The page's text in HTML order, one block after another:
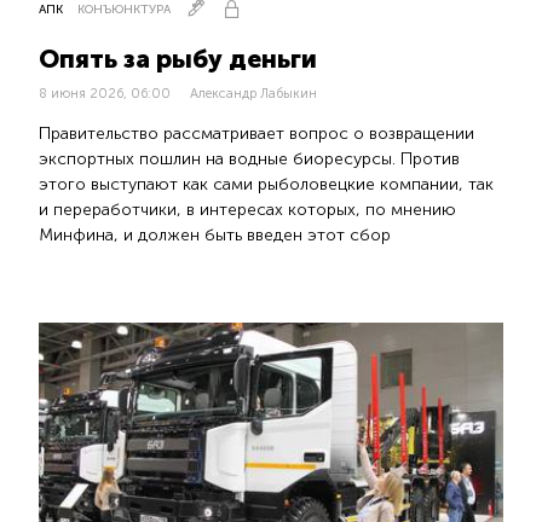
АПК КОНЪЮНКТУРА
Опять за рыбу деньги
8 июня 2026, 06:00 Александр Лабыкин
Правительство рассматривает вопрос о возвращении
экспортных пошлин на водные биоресурсы. Против
этого выступают как сами рыболовецкие компании, так
и переработчики, в интересах которых, по мнению
Минфина, и должен быть введен этот сбор